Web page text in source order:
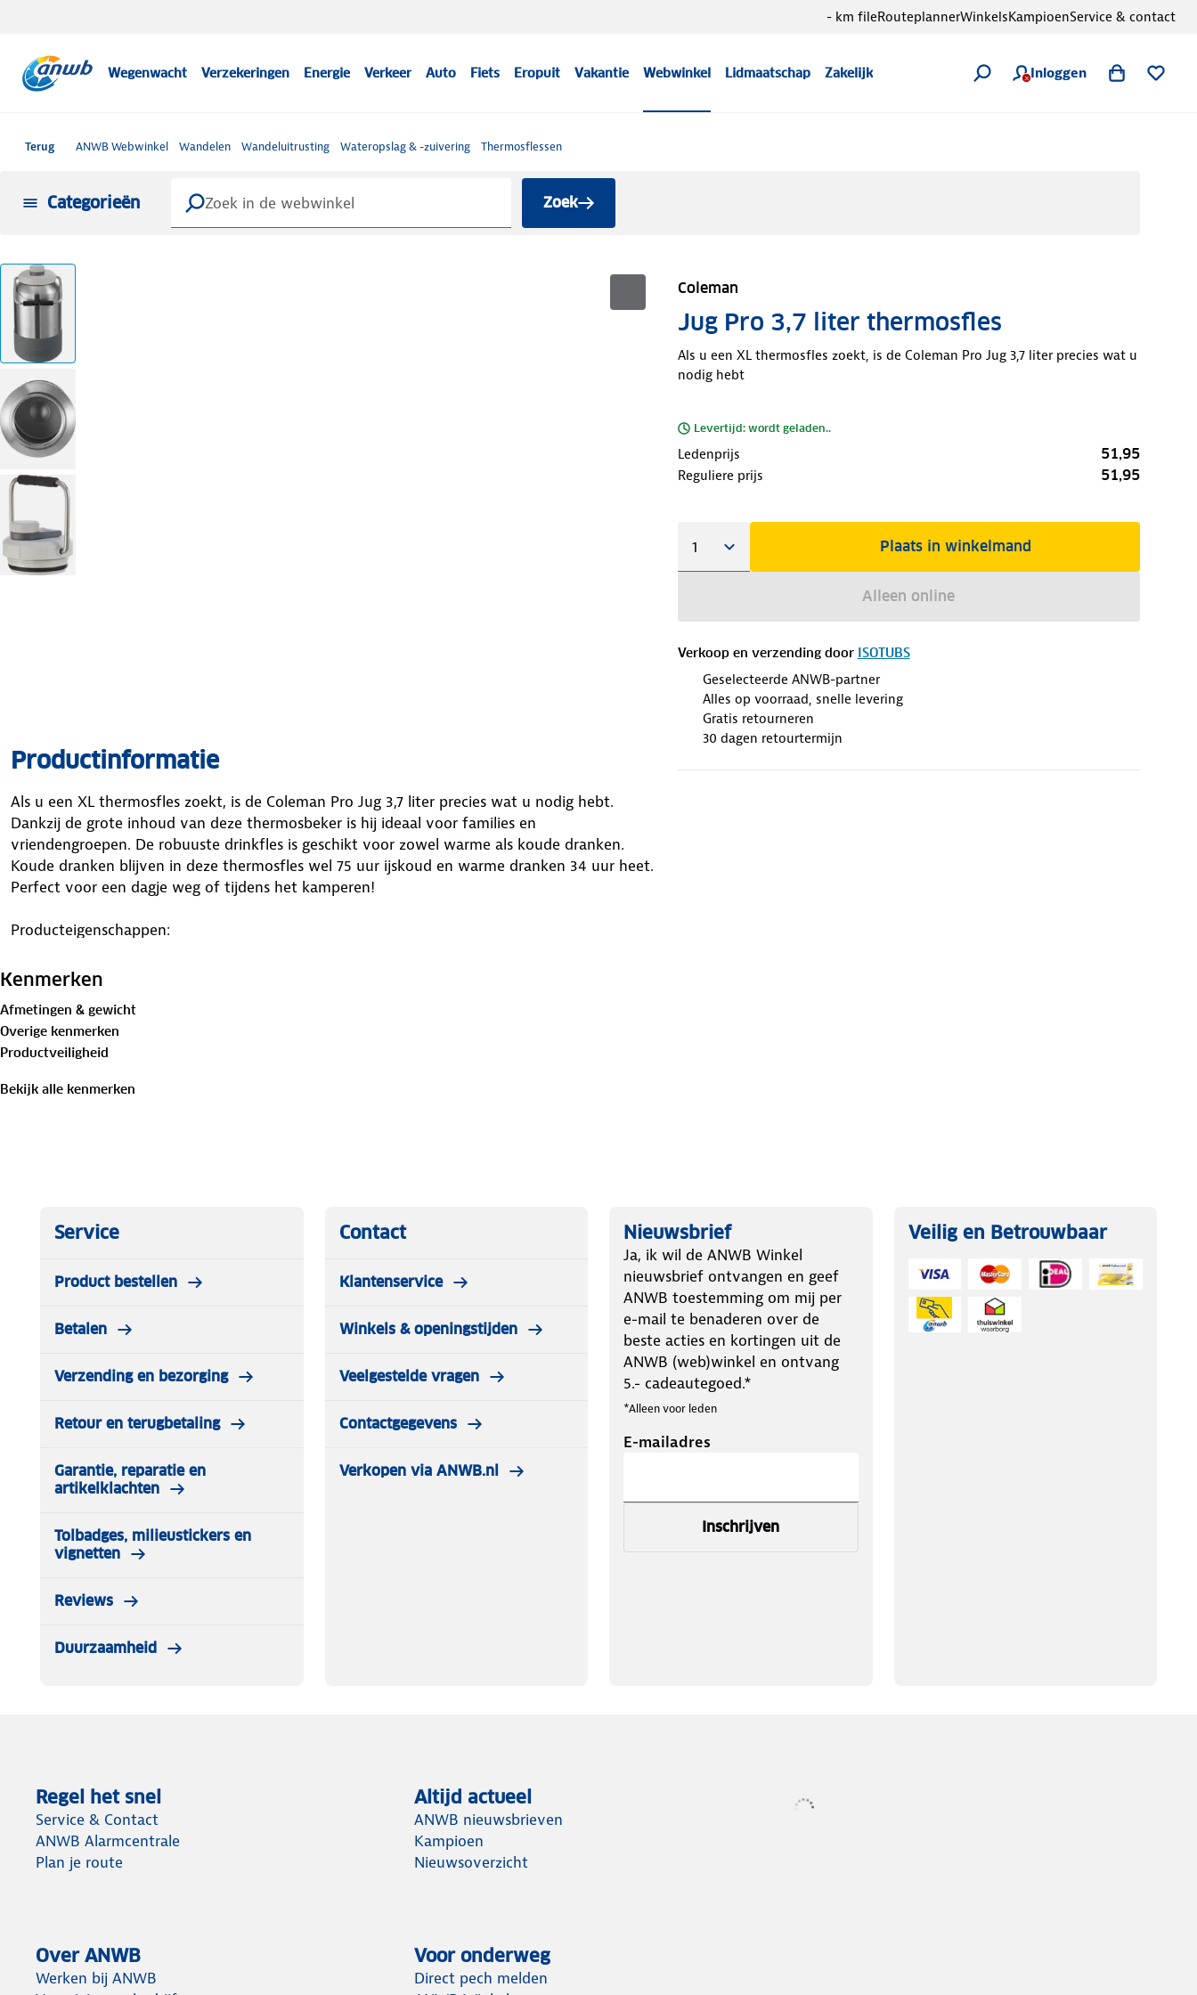
Wegenwacht Verzekeringen Energie Verkeer Auto Fiets Eropuit Vakantie Webwinkel Lidmaatschap Zakelijk Inloggen
- km fileRouteplannerWinkelsKampioenService & contact
Terug ANWB Webwinkel Wandelen Wandeluitrusting Wateropslag & -zuivering Thermosflessen
Categorieën Zoek
Coleman
Jug Pro 3,7 liter thermosfles
Als u een XL thermosfles zoekt, is de Coleman Pro Jug 3,7 liter precies wat u
nodig hebt
Levertijd: wordt geladen..
Ledenprijs 51,95
Reguliere prijs 51,95
Plaats in winkelmand
Alleen online
Verkoop en verzending door ISOTUBS
Geselecteerde ANWB-partner
Alles op voorraad, snelle levering
Gratis retourneren
30 dagen retourtermijn
Productinformatie
Als u een XL thermosfles zoekt, is de Coleman Pro Jug 3,7 liter precies wat u nodig hebt.
Dankzij de grote inhoud van deze thermosbeker is hij ideaal voor families en
vriendengroepen. De robuuste drinkfles is geschikt voor zowel warme als koude dranken.
Koude dranken blijven in deze thermosfles wel 75 uur ijskoud en warme dranken 34 uur heet.
Perfect voor een dagje weg of tijdens het kamperen!
Producteigenschappen:
Hoogwaardig RVS met koper bekleed
Warme dranken: 34 uur heet
Grote handgreep
Lekvrij dankzij volledig geïsoleerde deksel
Vaatwasserbestendig in het bovenste rek
Met siliconen greep
tijdens dagjes weg of kamperen.
Het volledig geïsoleerde deksel van deze Coleman thermosfles zorgt voor lekvrij
gebruiksgemak. Daarnaast is de thermosbeker voorzien van een extra grote handgreep en
Tussen gebruik door wilt u de thermosfles uiteraard hygiënisch reinigen. Daarom is deze
Kenmerken
Afmetingen & gewicht
Overige kenmerken
Productveiligheid
Bekijk alle kenmerken
Service
Product bestellen
Betalen
Verzending en bezorging
Retour en terugbetaling
Garantie, reparatie en
artikelklachten
Tolbadges, milieustickers en
vignetten
Reviews
Duurzaamheid
Contact
Klantenservice
Winkels & openingstijden
Veelgestelde vragen
Contactgegevens
Verkopen via ANWB.nl
Nieuwsbrief
Ja, ik wil de ANWB Winkel
nieuwsbrief ontvangen en geef
ANWB toestemming om mij per
e-mail te benaderen over de
beste acties en kortingen uit de
ANWB (web)winkel en ontvang
5.- cadeautegoed.*
*Alleen voor leden
E-mailadres
Inschrijven
Veilig en Betrouwbaar
Regel het snel
Service & Contact
ANWB Alarmcentrale
Plan je route
Altijd actueel
ANWB nieuwsbrieven
Kampioen
Nieuwsoverzicht
Over ANWB
Werken bij ANWB
Voor onderweg
Direct pech melden